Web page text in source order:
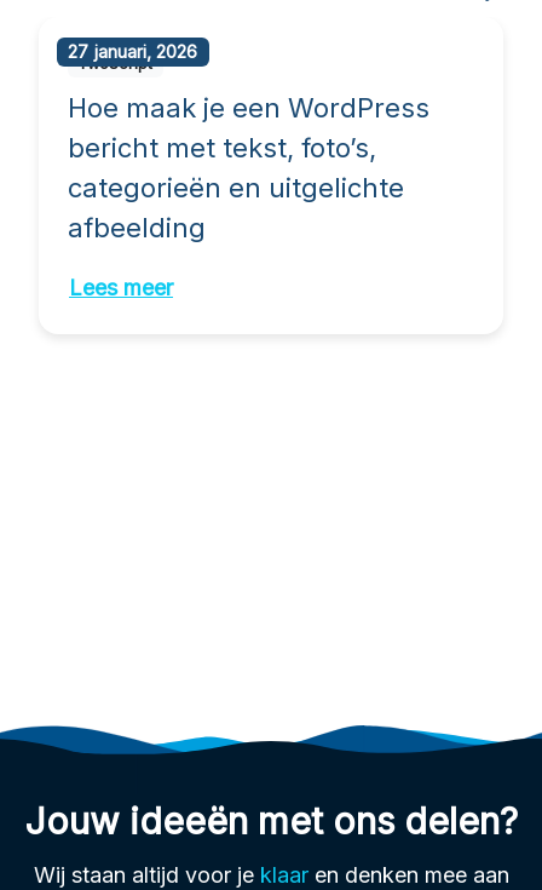
27 januari, 2026
TwoScript
Hoe maak je een WordPress
bericht met tekst, foto’s,
categorieën en uitgelichte
afbeelding
Lees meer
Jouw ideeën met ons delen?
Wij staan altijd voor je klaaren denken mee aan